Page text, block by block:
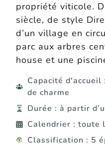
propriété viticole.
siècle, de style
d’un village en
parc aux arbres
house et une
Capacité d'accueil
de charme
Durée : à partir
Calendrier : toute
Classification : 5